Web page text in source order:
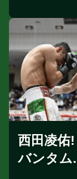
西田凌佑
バンタム